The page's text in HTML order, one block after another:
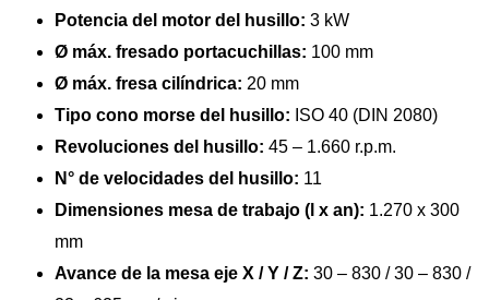
Potencia del motor del husillo: 3 kW
Ø máx. fresado portacuchillas: 100 mm
Ø máx. fresa cilíndrica: 20 mm
Tipo cono morse del husillo: ISO 40 (DIN 2080)
Revoluciones del husillo: 45 – 1.660 r.p.m.
N° de velocidades del husillo: 11
Dimensiones mesa de trabajo (l x an): 1.270 x 300
mm
Avance de la mesa eje X / Y / Z: 30 – 830 / 30 – 830 /